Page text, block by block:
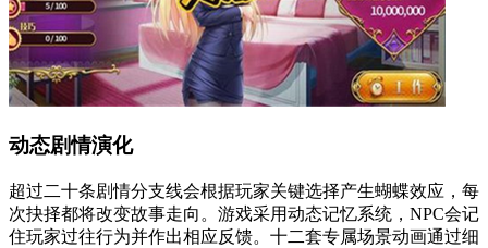
动态剧情演化
超过二十条剧情分支线会根据玩家关键选择产生蝴蝶效应，每
次抉择都将改变故事走向。游戏采用动态记忆系统，NPC会记
住玩家过往行为并作出相应反馈。十二套专属场景动画通过细